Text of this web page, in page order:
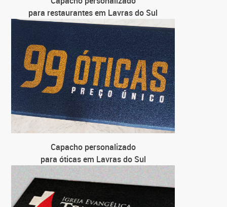
para restaurantes em Lavras do Sul
Capacho personalizado
para óticas em Lavras do Sul